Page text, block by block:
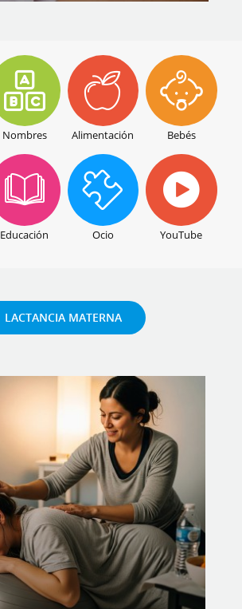
Nombres Alimentación Bebés
Educación Ocio YouTube
LACTANCIA MATERNA